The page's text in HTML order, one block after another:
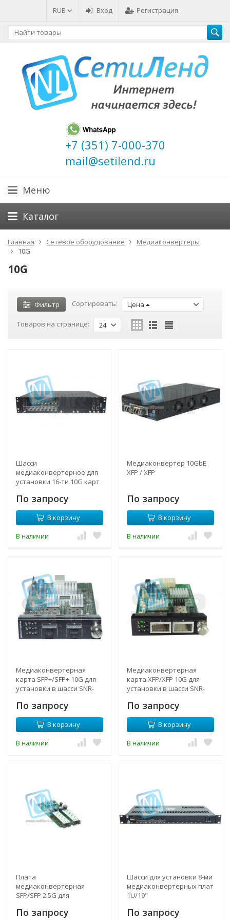
RUB Вход Регистрация
+7 (351) 7-000-370
mail@setilend.ru
Меню
Каталог
Главная Сетевое оборудование
Медиаконвертеры
10G
10G
Фильтр Сортировать: Цена
Товаров на странице: 24
Шасси
медиаконвертерное для
установки 16-ти 10G карт
По запросу
В корзину
В наличии
Медиаконвертер 10GbE
XFP / XFP
По запросу
В корзину
В наличии
Медиаконвертерная
карта SFP+/SFP+ 10G для
установки в шасси SNR-
По запросу
В корзину
В наличии
Медиаконвертерная
карта XFP/XFP 10G для
установки в шасси SNR-
По запросу
В корзину
В наличии
Плата
медиаконвертерная
SFP/SFP 2.5G для
CVT-CHASSIS-1U
По запросу
Шасси для установки 8-ми
медиаконвертерных плат
1U/19"
По запросу